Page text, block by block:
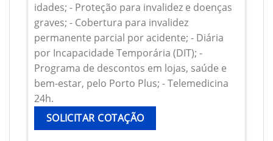
idades; - Proteção para invalidez e doenças
graves; - Cobertura para invalidez
permanente parcial por acidente; - Diária
por Incapacidade Temporária (DIT); -
Programa de descontos em lojas, saúde e
bem-estar, pelo Porto Plus; - Telemedicina
24h.
SOLICITAR COTAÇÃO